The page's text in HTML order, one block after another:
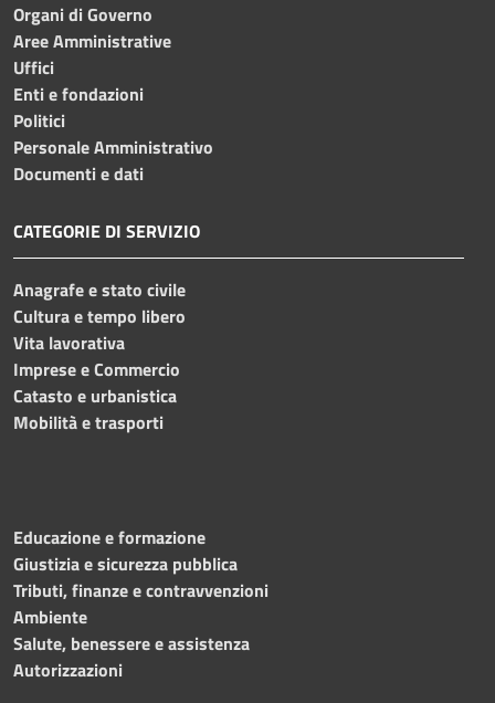
Organi di Governo
Aree Amministrative
Uffici
Enti e fondazioni
Politici
Personale Amministrativo
Documenti e dati
CATEGORIE DI SERVIZIO
Anagrafe e stato civile
Cultura e tempo libero
Vita lavorativa
Imprese e Commercio
Catasto e urbanistica
Mobilità e trasporti
Educazione e formazione
Giustizia e sicurezza pubblica
Tributi, finanze e contravvenzioni
Ambiente
Salute, benessere e assistenza
Autorizzazioni